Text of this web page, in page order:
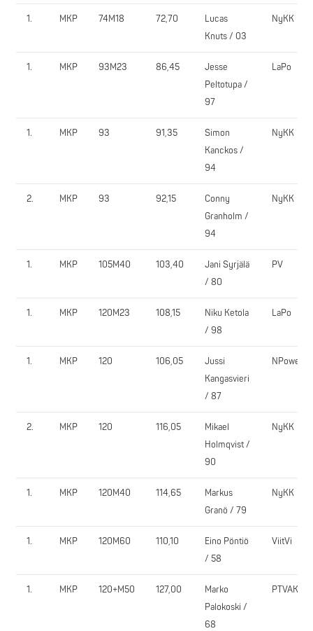
1. MKP 74M18 72,70
Lucas
Knuts / 03
NyKK
1. MKP 93M23 86,45
Jesse
Peltotupa /
97
LaPo
1. MKP 93 91,35
Simon
Kanckos /
94
NyKK
2. MKP 93 92,15
Conny
Granholm /
94
NyKK
1. MKP 105M40 103,40
Jani Syrjälä
/ 80
PV
1. MKP 120M23 108,15
Niku Ketola
/ 98
LaPo
1. MKP 120 106,05
Jussi
Kangasvieri
/ 87
NPower
2. MKP 120 116,05
Mikael
Holmqvist /
90
NyKK
1. MKP 120M40 114,65
Markus
Granö / 79
NyKK
1. MKP 120M60 110,10
Eino Pöntiö
/ 58
ViitVi
1. MKP 120+M50 127,00
Marko
Palokoski /
68
PTVAK